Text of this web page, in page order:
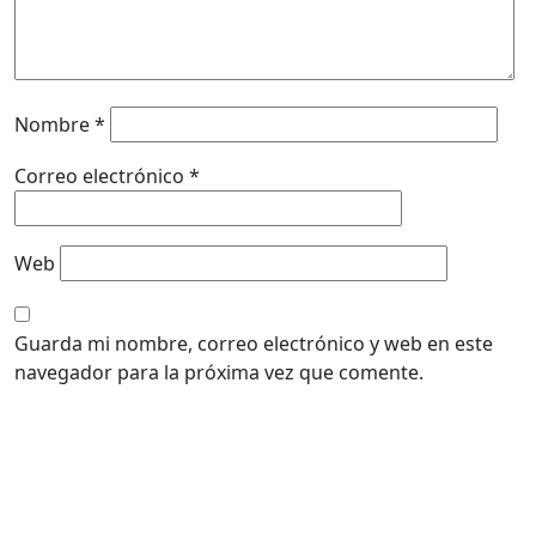
Nombre*
Correo electrónico *
Web
Guarda mi nombre, correo electrónico y web en este
navegador para la próxima vez que comente.